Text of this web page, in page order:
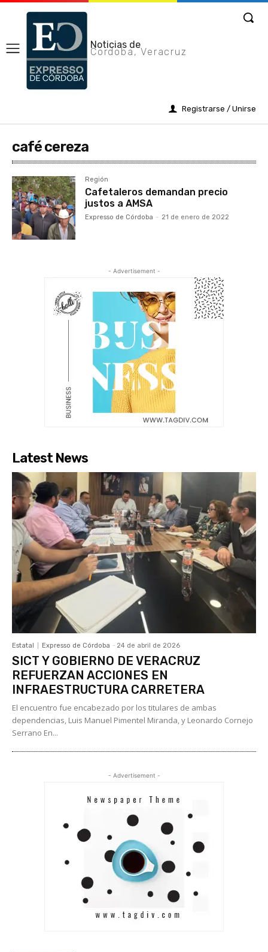
Noticias de
Cordoba, Veracruz
Registrarse / Unirse
café cereza
Región
Cafetaleros demandan precio
justos a AMSA
Expresso de Córdoba - 21 de enero de 2022
- Advertisement -
Latest News
Estatal Expresso de Córdoba - 24 de abril de 2026
SICT Y GOBIERNO DE VERACRUZ
REFUERZAN ACCIONES EN
INFRAESTRUCTURA CARRETERA
El encuentro fue encabezado por los titulares de ambas
dependencias, Luis Manuel Pimentel Miranda, y Leonardo Cornejo
Serrano En...
- Advertisement -